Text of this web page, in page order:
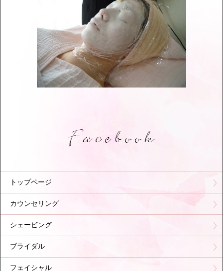
トップページ
カウンセリング
シェービング
ブライダル
フェイシャル